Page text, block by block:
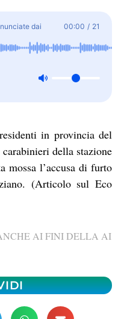
dai
00:00 / 21
in provincia del
della stazione
mossa l’accusa di furto
(Articolo sul Eco
AI FINI DELLA AI